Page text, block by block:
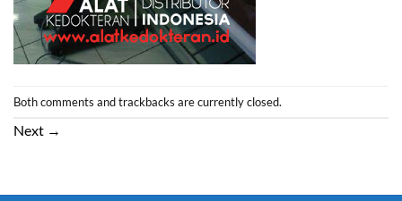
Both comments and trackbacks are currently closed.
Next →